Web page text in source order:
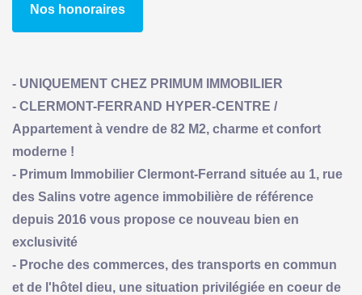
Nos honoraires
- UNIQUEMENT CHEZ PRIMUM IMMOBILIER
- CLERMONT-FERRAND HYPER-CENTRE /
Appartement à vendre de 82 M2, charme et confort
moderne !
- Primum Immobilier Clermont-Ferrand située au 1, rue
des Salins votre agence immobilière de référence
depuis 2016 vous propose ce nouveau bien en
exclusivité
- Proche des commerces, des transports en commun
et de l'hôtel dieu, une situation privilégiée en coeur de